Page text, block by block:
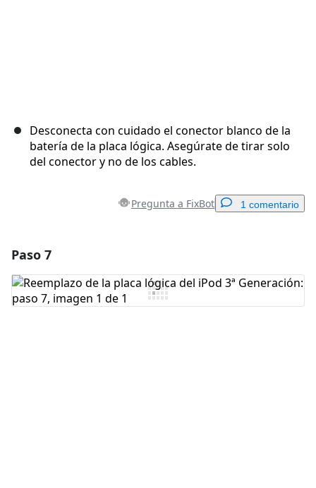
Desconecta con cuidado el conector blanco de la
batería de la placa lógica. Asegúrate de tirar solo
del conector y no de los cables.
Pregunta a FixBot 1 comentario
Agregar Comentario
Paso 7